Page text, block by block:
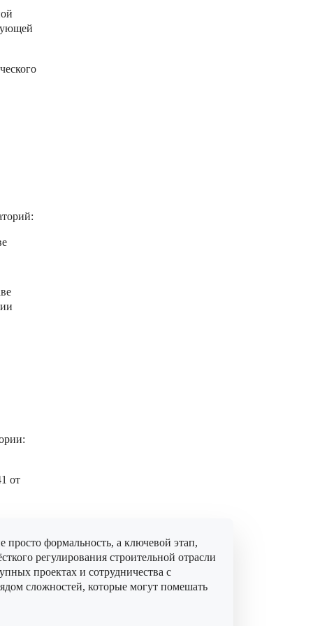
от
формальность, а ключевой этап,
регулирования строительной отрасли
проектах и сотрудничества с
сложностей, которые могут помешать